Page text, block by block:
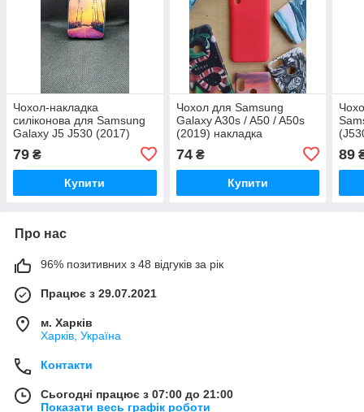
Чохол-накладка
силіконова для Samsung
Galaxy J5 J530 (2017)
79 ₴
Купити
Чохол для Samsung
Galaxy A30s / A50 / A50s
(2019) накладка
74₴
Купити
89
Про нас
96% позитивних з 48 відгуків за рік
Працює з 29.07.2021
м. Харків
Харків, Україна
Контакти
Сьогодні працює з 07:00 до 21:00
Показати весь графік роботи